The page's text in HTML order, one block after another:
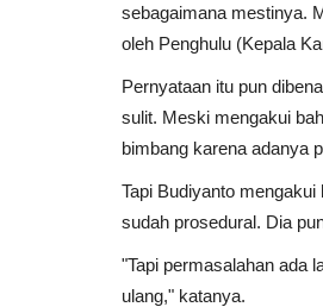
sebagaimana mestinya.
oleh Penghulu (Kepala
Pernyataan itu pun
sulit. Meski mengakui
bimbang karena adanya
Tapi Budiyanto
sudah prosedural. Dia
"Tapi permasalahan ada
ulang," katanya.